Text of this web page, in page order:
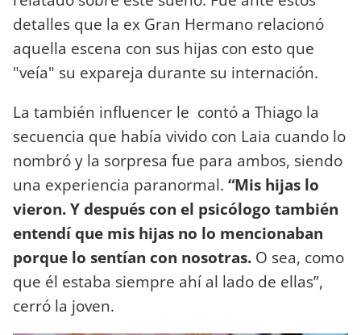
detalles que la ex Gran Hermano relacionó
aquella escena con sus hijas con esto que
"veía" su expareja durante su internación.
La también influencer le contó a Thiago la
secuencia que había vivido con Laia cuando lo
nombró y la sorpresa fue para ambos, siendo
una experiencia paranormal. “Mis hijas lo
vieron. Y después con el psicólogo también
entendí que mis hijas no lo mencionaban
porque lo sentían con nosotras. O sea, como
que él estaba siempre ahí al lado de ellas”,
cerró la joven.